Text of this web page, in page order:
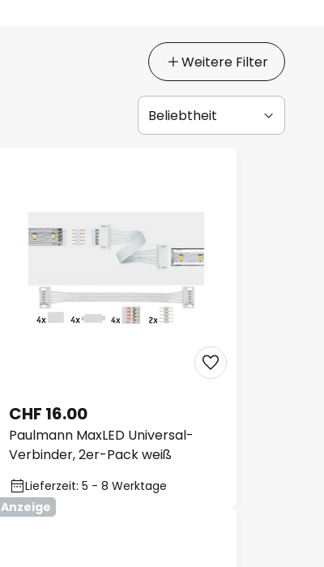
Weitere Filter
Paulmann MaxLED Universal-
Verbinder, 2er-Pack weiß
CHF 16.00
Lieferzeit: 5 - 8 Werktage
Anzeige